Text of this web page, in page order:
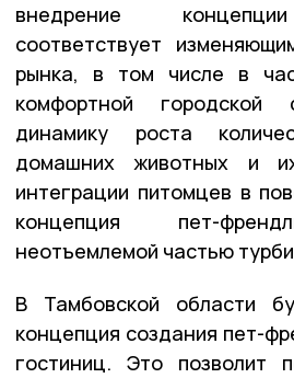
внедрение
соответствует
рынка, в том числе в
комфортной городской
динамику роста
домашних животных и
интеграции питомцев в
концепция пет-
неотъемлемой частью
В Тамбовской области
концепция создания пет-
гостиниц. Это позволит